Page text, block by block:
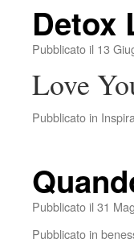
Detox
Pubblicato il 13
Love
Pubblicato in
Pubblicato il 31
Pubblicato in